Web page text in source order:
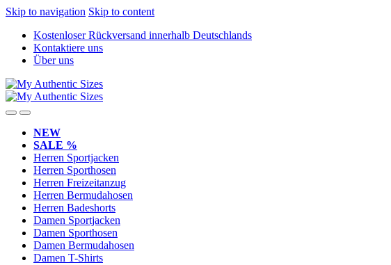
Skip to navigation Skip to content
Kostenloser Rückversand innerhalb Deutschlands
Kontaktiere uns
Über uns
NEW
SALE %
Herren Sportjacken
Herren Sporthosen
Herren Freizeitanzug
Herren Bermudahosen
Herren Badeshorts
Damen Sportjacken
Damen Sporthosen
Damen Bermudahosen
Damen T-Shirts